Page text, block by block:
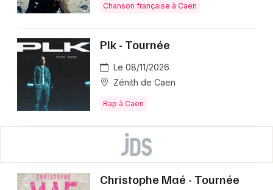
Chanson française à Caen
Plk - Tournée
Le 08/11/2026
Zénith de Caen
Rap à Caen
Christophe Maé - Tournée